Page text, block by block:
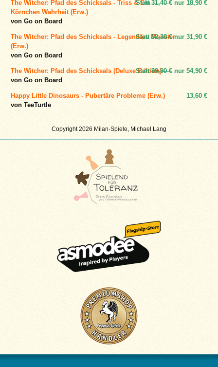
Copyright 2026 Milan-Spiele, Michael Lang
The Witcher: Pfad des Schicksals - Triss & Ein
Körnchen Wahrheit (Erw.)
von Go on Board
Statt31,40 €nur 18,90 €
The Witcher: Pfad des Schicksals - Legendäre Monster
(Erw.)
von Go on Board
Statt52,30 €nur 31,90 €
The Witcher: Pfad des Schicksals (Deluxe Edition)
von Go on Board
Statt99,90 €nur 54,90 €
Happy Little Dinosaurs - Pubertäre Probleme (Erw.)
von TeeTurtle
13,60 €